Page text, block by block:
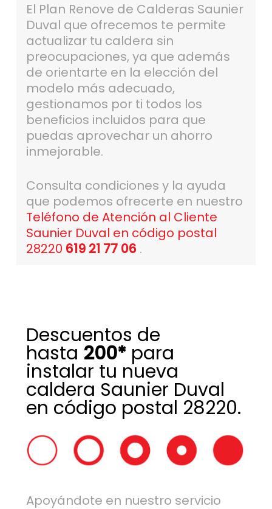
El Plan Renove de Calderas Saunier
Duval que ofrecemos te permite
actualizar tu caldera sin
preocupaciones, ya que además
de orientarte en la elección del
modelo más adecuado,
gestionamos por ti todos los
beneficios incluidos para que
puedas aprovechar un ahorro
inmejorable.
Consulta condiciones y la ayuda
que podemos ofrecerte en nuestro
Teléfono de Atención al Cliente
Saunier Duval en código postal
28220 619 21 77 06 .
Descuentos de
hasta 200*para
instalar tu nueva
caldera Saunier Duval
en código postal 28220.
Apoyándote en nuestro servicio